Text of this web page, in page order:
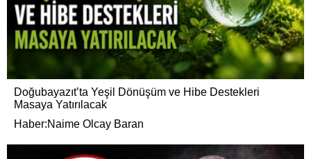
Doğubayazıt’ta Yeşil Dönüşüm ve Hibe Destekleri
Masaya Yatırılacak
Haber:Naime Olcay Baran